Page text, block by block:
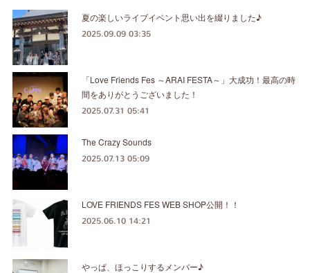
夏の楽しいライブイベント思い出を綴りました♪
2025.09.09 03:35
「Love Friends Fes ～ARAI FESTA～」大成功！最高の時
間をありがとうございました！
2025.07.31 05:41
The Crazy Sounds
2025.07.13 05:09
LOVE FRIENDS FES WEB SHOP公開！！
2025.06.10 14:21
やっぱ、ほっこりするメンバー♪